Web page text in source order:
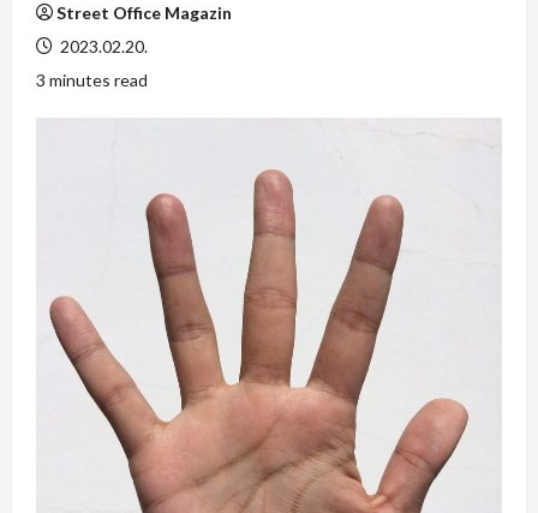
Street Office Magazin
2023.02.20.
3 minutes read